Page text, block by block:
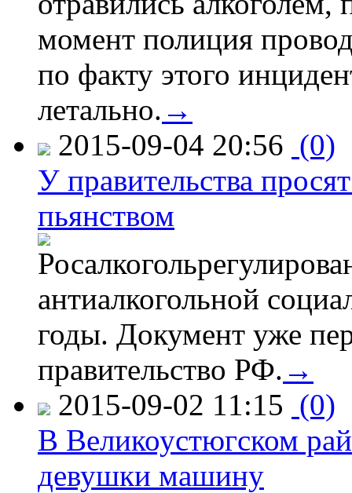
момент полиция
по факту этого
летально. →
2015-09-04 20:56 (0)
У правительства
пьянством
антиалкогольной
годы. Документ уже
правительство РФ. →
2015-09-02 11:15 (0)
В Великоустюгском
девушки машину